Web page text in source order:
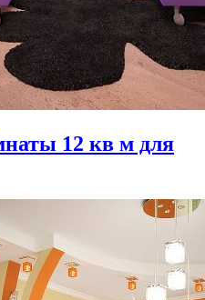
12 кв м для